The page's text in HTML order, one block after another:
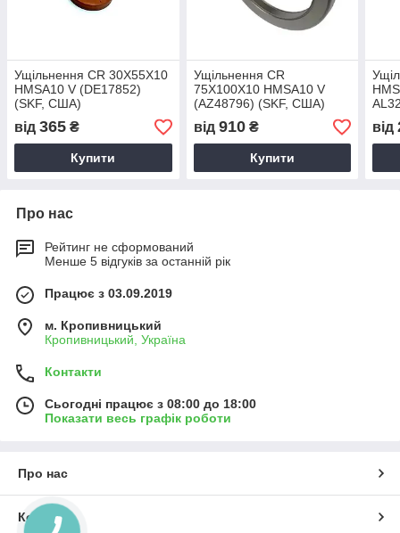
Ущільнення CR 30X55X10
HMSA10 V (DE17852)
(SKF, США)
від 365 ₴
Купити
Ущільнення CR
75X100X10 HMSA10 V
(AZ48796) (SKF, США)
від 910₴
Купити
від
Про нас
Рейтинг не сформований
Менше 5 відгуків за останній рік
Працює з 03.09.2019
м. Кропивницький
Кропивницький, Україна
Контакти
Сьогодні працює з 08:00 до 18:00
Показати весь графік роботи
Про нас
Контакти